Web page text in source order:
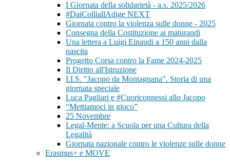
I Giornata della solidarietà - a.s. 2025/2026
#DaiColliallAdige NEXT
Giornata contro la violenza sulle donne - 2025
Consegna della Costituzione ai maturandi
Una lettera a Luigi Einaudi a 150 anni dalla
nascita
Progetto Corsa contro la Fame 2024-2025
Il Diritto all'Istruzione
I.I.S. "Jacopo da Montagnana". Storia di una
giornata speciale
Luca Pagliari e #Cuoriconnessi allo Jacopo
“Mettiamoci in gioco”
25 Novembre
Legal-Mente: a Scuola per una Cultura della
Legalità
Giornata nazionale contro le violenze sulle donne
Erasmus+ e MOVE